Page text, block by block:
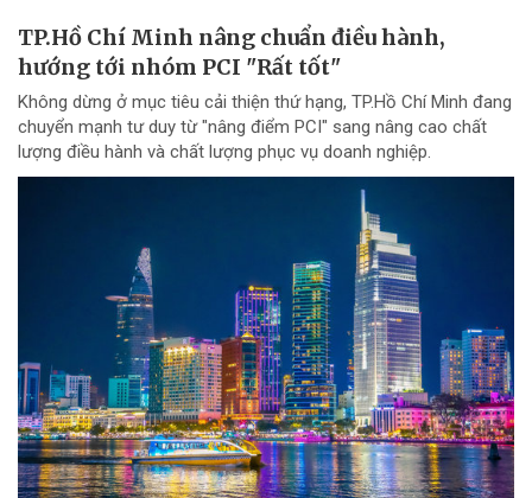
TP.Hồ Chí Minh nâng chuẩn điều hành,
hướng tới nhóm PCI "Rất tốt"
Không dừng ở mục tiêu cải thiện thứ hạng, TP.Hồ Chí Minh đang
chuyển mạnh tư duy từ "nâng điểm PCI" sang nâng cao chất
lượng điều hành và chất lượng phục vụ doanh nghiệp.